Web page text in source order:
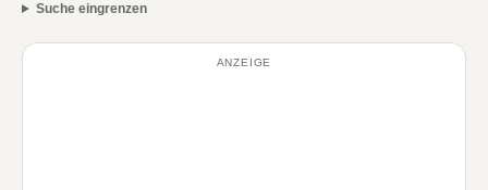
Suche eingrenzen
ANZEIGE